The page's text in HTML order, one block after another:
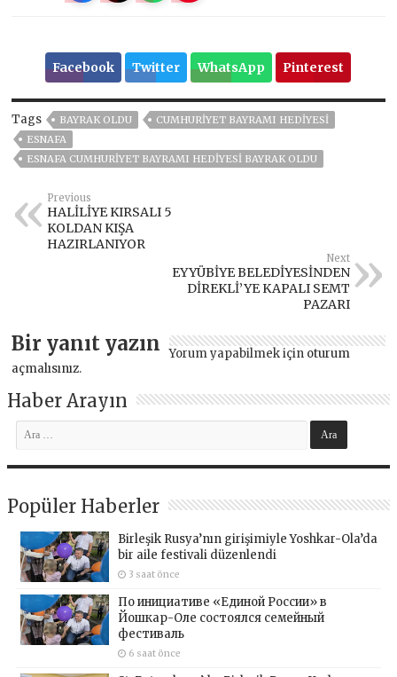
Facebook Twitter WhatsApp Pinterest
Tags BAYRAK OLDU
CUMHURİYET BAYRAMI HEDİYESİ
ESNAFA
ESNAFA CUMHURİYET BAYRAMI HEDİYESİ BAYRAK OLDU
Previous
HALİLİYE KIRSALI 5
KOLDAN KIŞA
HAZIRLANIYOR
Next
EYYÜBİYE BELEDİYESİNDEN
DİREKLİ’YE KAPALI SEMT
PAZARI
Bir yanıt yazın Yorum yapabilmek için oturum
açmalısınız.
Haber Arayın
Popüler Haberler
Birleşik Rusya’nın girişimiyle Yoshkar-Ola’da
bir aile festivali düzenlendi
3 saat önce
По инициативе «Единой России» в
Йошкар-Оле состоялся семейный
фестиваль
6 saat önce